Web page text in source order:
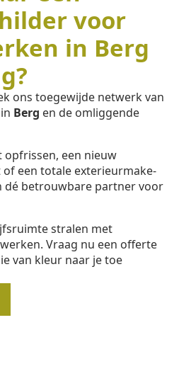
voor
in Berg
ons toegewijde netwerk van
Berg en de omliggende
een nieuw
een totale exterieurmake-
dé betrouwbare partner voor
stralen met
Vraag nu een offerte
van kleur naar je toe